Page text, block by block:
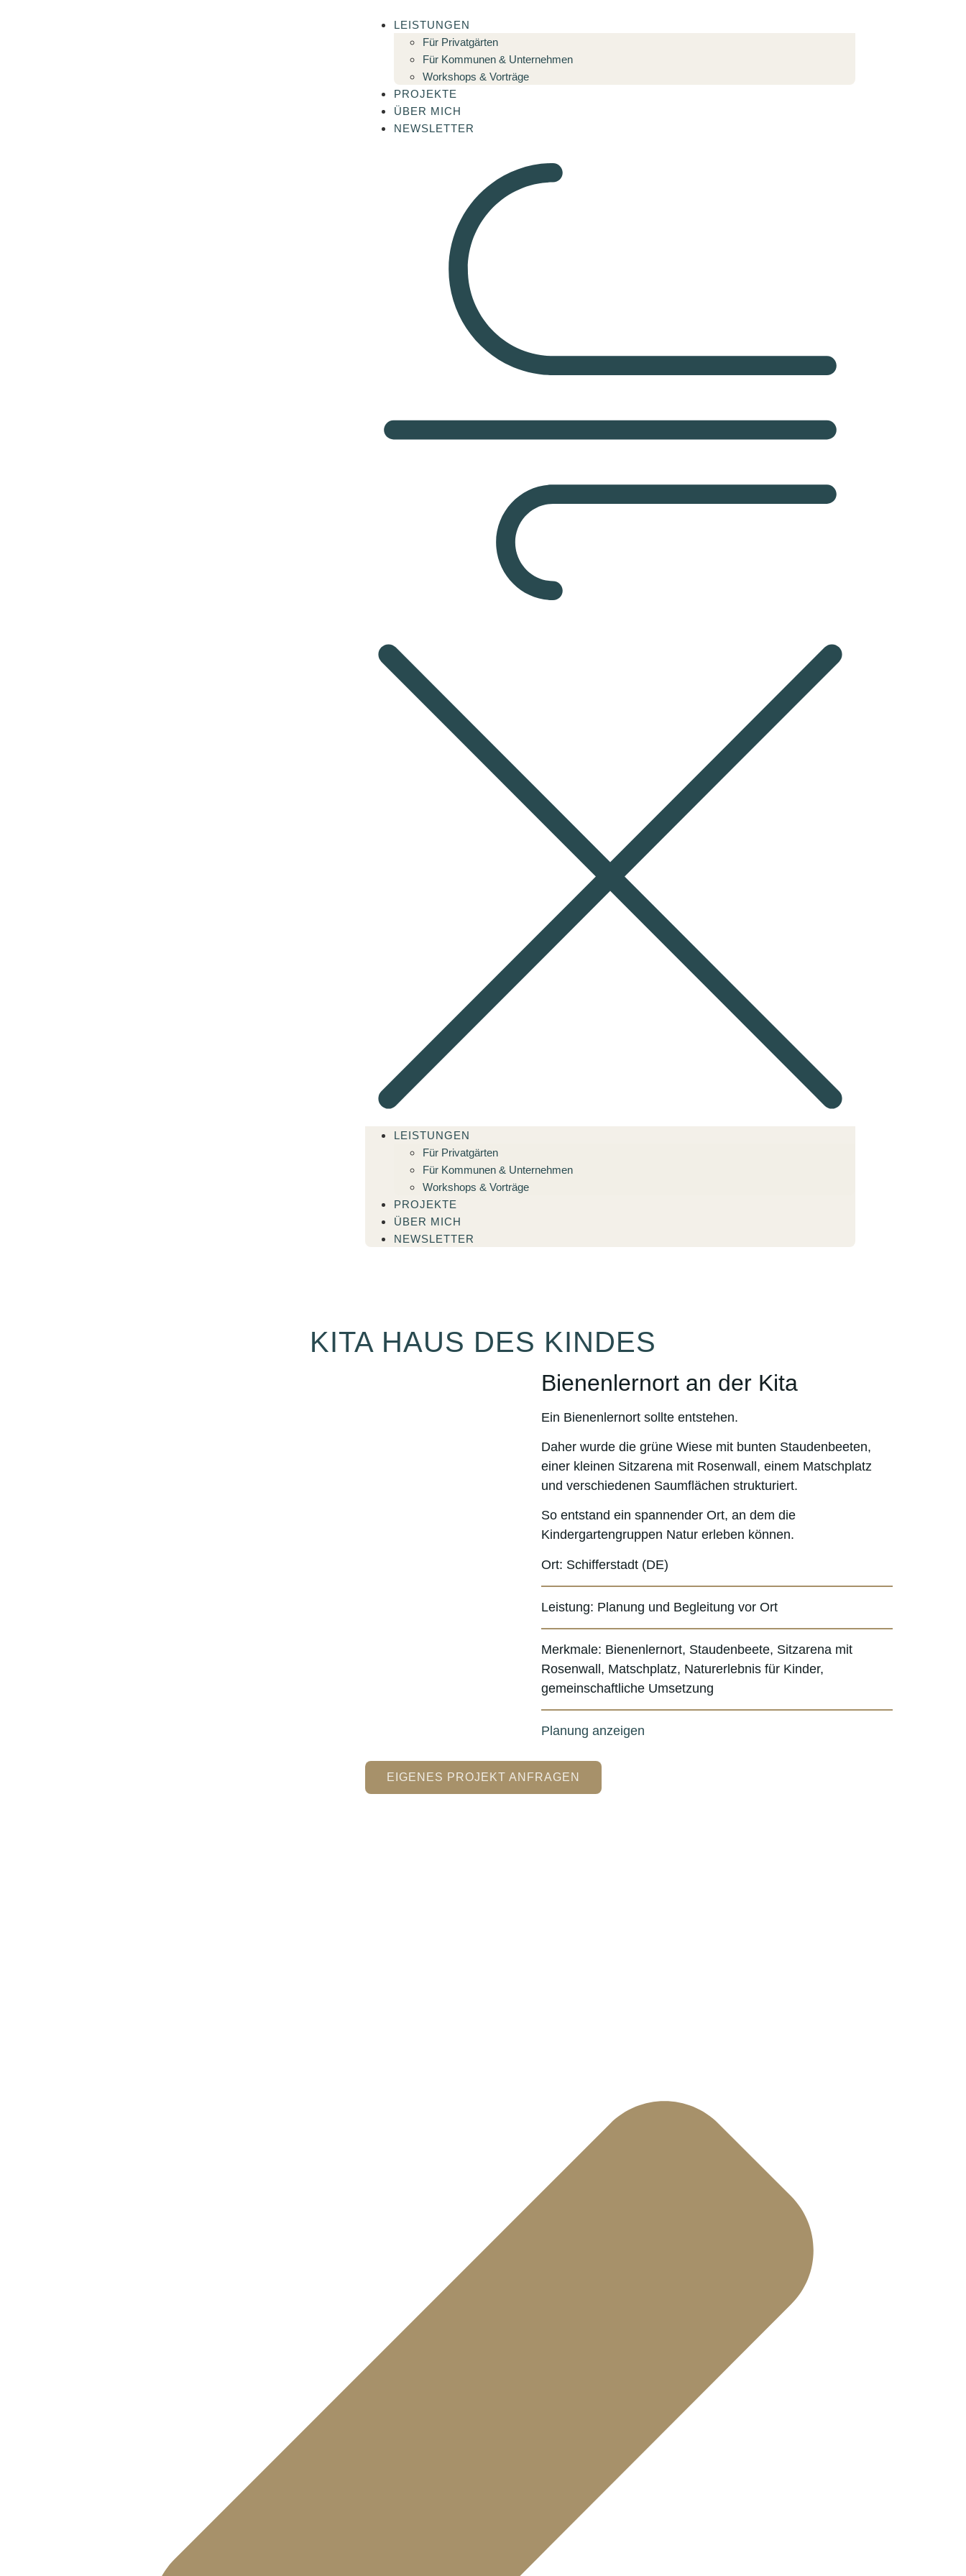
LEISTUNGEN
Für Privatgärten
Für Kommunen & Unternehmen
Workshops & Vorträge
PROJEKTE
ÜBER MICH
NEWSLETTER
LEISTUNGEN
Für Privatgärten
Für Kommunen & Unternehmen
Workshops & Vorträge
PROJEKTE
ÜBER MICH
NEWSLETTER
KITA HAUS DES KINDES
Bienenlernort an der Kita
Ein Bienenlernort sollte entstehen.
Daher wurde die grüne Wiese mit bunten Staudenbeeten,
einer kleinen Sitzarena mit Rosenwall, einem Matschplatz
und verschiedenen Saumflächen strukturiert.
So entstand einspannender Ort, an dem die
Kindergartengruppen Natur erleben können.
Ort: Schifferstadt (DE)
Leistung: Planung und Begleitung vor Ort
Merkmale: Bienenlernort, Staudenbeete, Sitzarena mit
Rosenwall, Matschplatz, Naturerlebnis für Kinder,
gemeinschaftliche Umsetzung
Planung anzeigen
EIGENES PROJEKT ANFRAGEN